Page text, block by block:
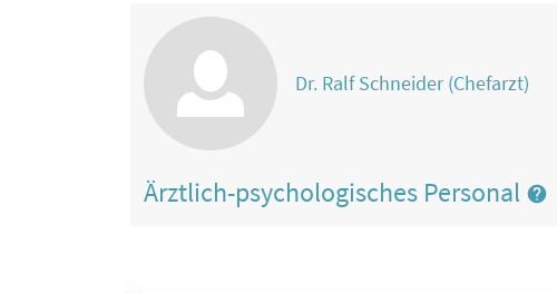
Dr. Ralf Schneider (Chefarzt)
Ärztlich-psychologisches Personal